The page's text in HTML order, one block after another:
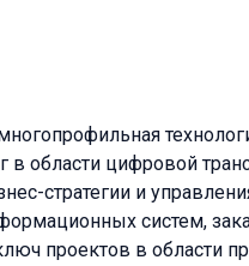
в области цифровой
стратегии и
систем,
проектов в области